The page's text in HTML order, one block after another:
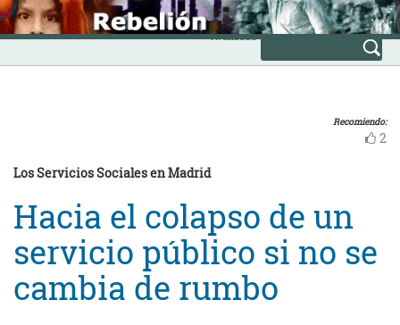
Skip
to
content
INICIO
Avanzada
Recomiendo:
2
Los Servicios Sociales en Madrid
Hacia el colapso de un
servicio público si no se
cambia de rumbo